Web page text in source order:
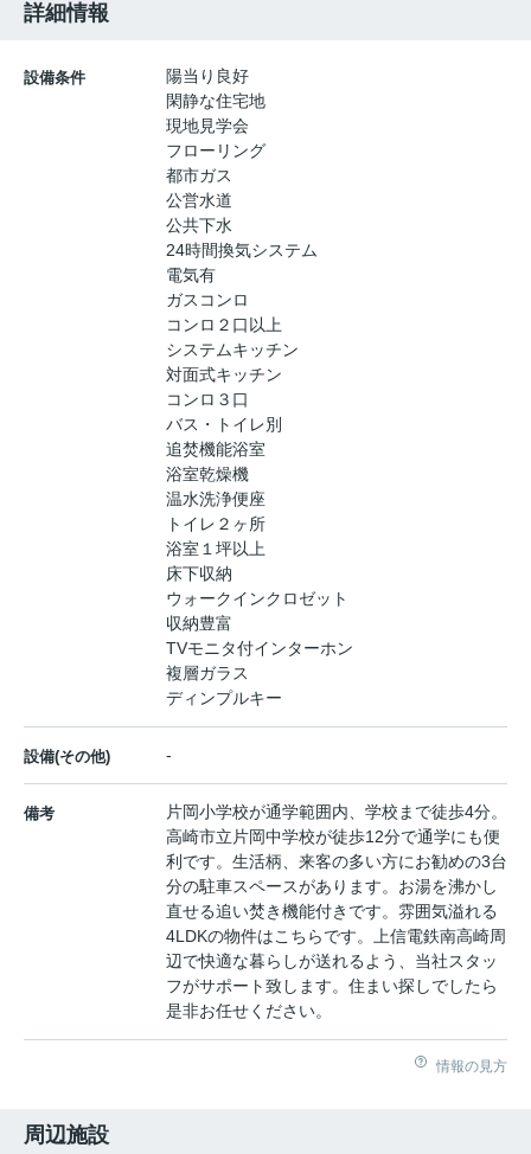
詳細情報
設備条件
陽当り良好
閑静な住宅地
現地見学会
フローリング
都市ガス
公営水道
公共下水
24時間換気システム
電気有
ガスコンロ
コンロ２口以上
システムキッチン
対面式キッチン
コンロ３口
バス・トイレ別
追焚機能浴室
浴室乾燥機
温水洗浄便座
トイレ２ヶ所
浴室１坪以上
床下収納
ウォークインクロゼット
収納豊富
TVモニタ付インターホン
複層ガラス
ディンプルキー
設備(その他) -
備考
片岡小学校が通学範囲内、学校まで徒歩4分。
高崎市立片岡中学校が徒歩12分で通学にも便
利です。生活柄、来客の多い方にお勧めの3台
分の駐車スペースがあります。お湯を沸かし
直せる追い焚き機能付きです。雰囲気溢れる
4LDKの物件はこちらです。上信電鉄南高崎周
辺で快適な暮らしが送れるよう、当社スタッ
フがサポート致します。住まい探しでしたら
是非お任せください。
情報の見方
周辺施設